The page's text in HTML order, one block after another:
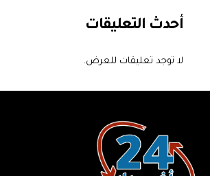
أحدث التعليقات
لا توجد تعليقات للعرض.